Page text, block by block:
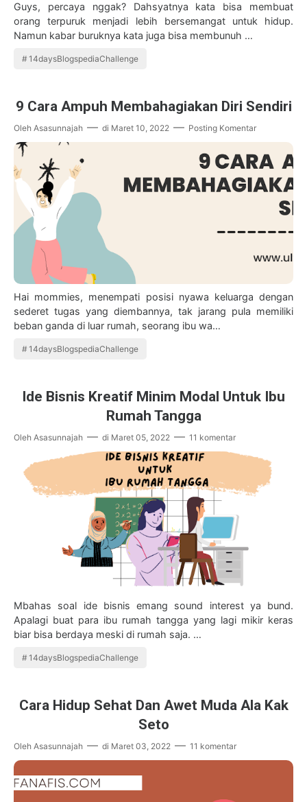
Guys, percaya nggak? Dahsyatnya kata bisa membuat
orang terpuruk menjadi lebih bersemangat untuk hidup.
Namun kabar buruknya kata juga bisa membunuh …
14daysBlogspediaChallenge
9 Cara Ampuh Membahagiakan Diri Sendiri
Oleh Asasunnajah di Maret 10, 2022 Posting Komentar
Hai mommies, menempati posisi nyawa keluarga dengan
sederet tugas yang diembannya, tak jarang pula memiliki
beban ganda di luar rumah, seorang ibu wa…
14daysBlogspediaChallenge
Ide Bisnis Kreatif Minim Modal Untuk Ibu
Rumah Tangga
Oleh Asasunnajah di Maret 05, 2022 11 komentar
Mbahas soal ide bisnis emang sound interest ya bund.
Apalagi buat para ibu rumah tangga yang lagi mikir keras
biar bisa berdaya meski di rumah saja. …
14daysBlogspediaChallenge
Cara Hidup Sehat Dan Awet Muda Ala Kak
Seto
Oleh Asasunnajah di Maret 03, 2022 11 komentar